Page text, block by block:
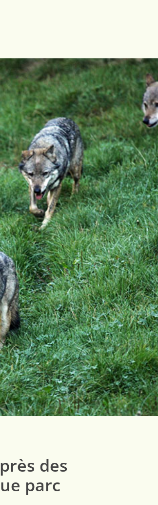
des
parc